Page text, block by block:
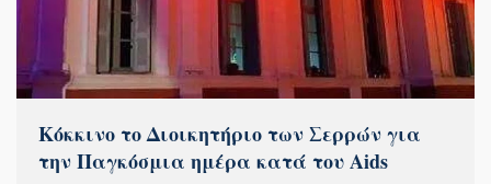
Κόκκινο το Διοικητήριο των Σερρών για
την Παγκόσμια ημέρα κατά του Aids